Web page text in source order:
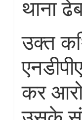
थाना
उक्त
कर